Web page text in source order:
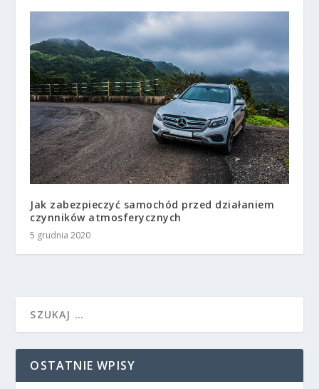
Jak zabezpieczyć samochód przed działaniem
czynników atmosferycznych
5 grudnia 2020
OSTATNIE WPISY